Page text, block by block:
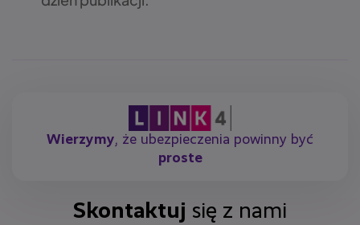
Wierzymy, że ubezpieczenia powinny być
proste
Skontaktuj się z nami